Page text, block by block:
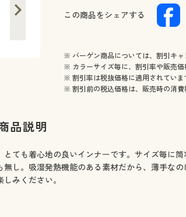
この商品をシェアする
※ バーゲン商品については、割引キャ
※ カラーサイズ毎に、割引率や販売価
※ 割引率は税抜価格に適用されていま
※ 割引前の税込価格は、販売時の消費
品説明
ても着心地の良いインナーです。サイズ毎に
し。吸湿発熱機能のある素材だから、薄手な
みください。